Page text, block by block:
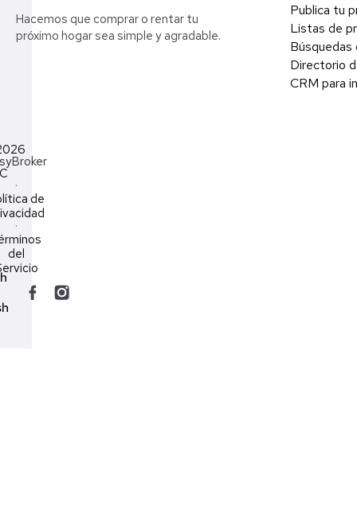
Hacemos que comprar o rentar tu
próximo hogar sea simple y agradable.
Publica tu
Listas de
Búsquedas
Directorio
CRM para
·
de
·
del